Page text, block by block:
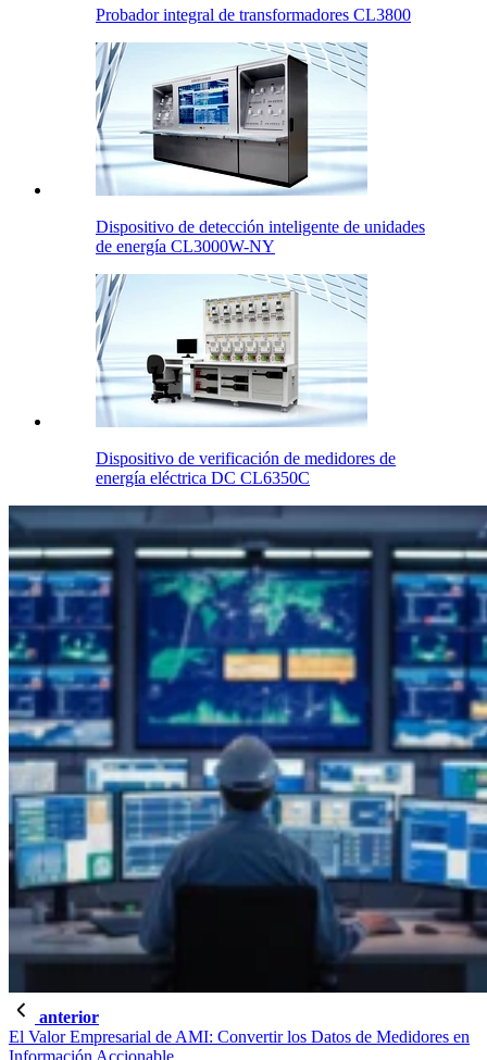
Probador integral de transformadores CL3800
Dispositivo de detección inteligente de unidades
de energía CL3000W-NY
Dispositivo de verificación de medidores de
energía eléctrica DC CL6350C
anterior
El Valor Empresarial de AMI: Convertir los Datos de Medidores en